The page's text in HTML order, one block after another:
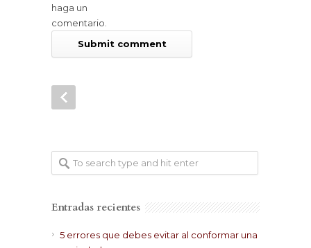
haga un
comentario.
Entradas recientes
5 errores que debes evitar al conformar una